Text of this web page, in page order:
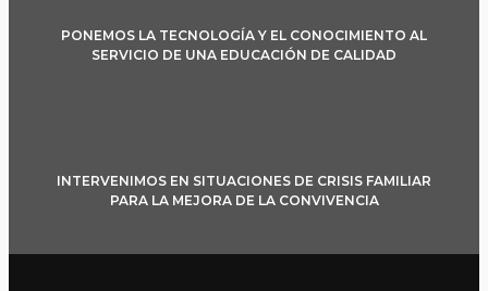
PONEMOS LA TECNOLOGÍA Y EL CONOCIMIENTO AL
SERVICIO DE UNA EDUCACIÓN DE CALIDAD
INTERVENIMOS EN SITUACIONES DE CRISIS FAMILIAR
PARA LA MEJORA DE LA CONVIVENCIA